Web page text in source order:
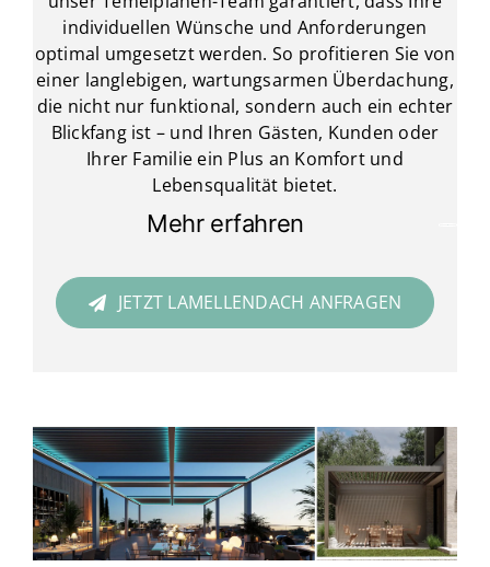
individuellen Wünsche und Anforderungen
optimal umgesetzt werden. So profitieren Sie von
einer langlebigen, wartungsarmen Überdachung,
die nicht nur funktional, sondern auch ein echter
Blickfang ist – und Ihren Gästen, Kunden oder
Ihrer Familie ein Plus an Komfort und
Lebensqualität bietet.
Mehr erfahren
JETZT LAMELLENDACH ANFRAGEN